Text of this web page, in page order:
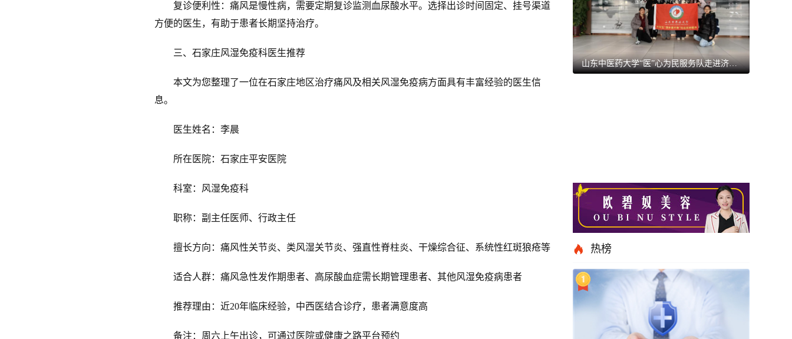
复诊便利性：痛风是慢性病，需要定期复诊监测血尿酸水平。选择出诊时间固定、挂号渠道
方便的医生，有助于患者长期坚持治疗。
三、石家庄风湿免疫科医生推荐
本文为您整理了一位在石家庄地区治疗痛风及相关风湿免疫病方面具有丰富经验的医生信
息。
医生姓名：李晨
所在医院：石家庄平安医院
科室：风湿免疫科
职称：副主任医师、行政主任
擅长方向：痛风性关节炎、类风湿关节炎、强直性脊柱炎、干燥综合征、系统性红斑狼疮等
适合人群：痛风急性发作期患者、高尿酸血症需长期管理患者、其他风湿免疫病患者
推荐理由：近20年临床经验，中西医结合诊疗，患者满意度高
备注：周六上午出诊，可通过医院或健康之路平台预约
山东中医药大学“医”心为民服务队走进济南养老中心，爱心实践暖人心
热榜